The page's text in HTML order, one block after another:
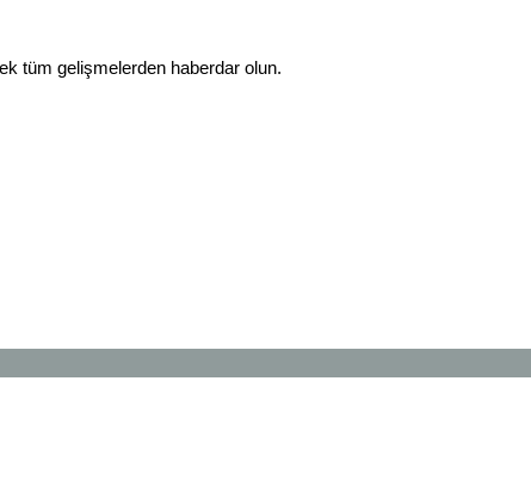
tüm gelişmelerden haberdar olun.